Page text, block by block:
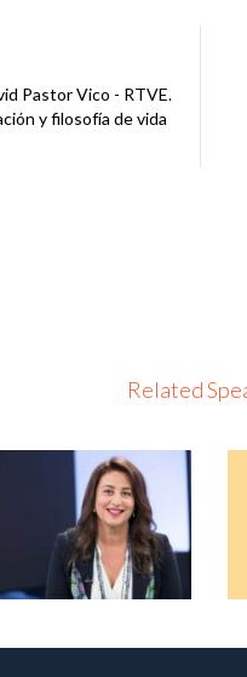
Pastor Vico - RTVE.
y filosofía de vida
Related